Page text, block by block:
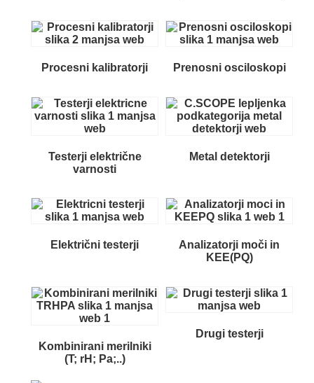
Procesni kalibratorji Prenosni osciloskopi
Testerji električne
varnosti
Metal detektorji
Električni testerji
Analizatorji moči in
KEE(PQ)
Kombinirani merilniki
(T; rH; Pa;..)
Drugi testerji